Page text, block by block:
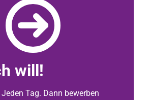
will!
Tag. Dann bewerben